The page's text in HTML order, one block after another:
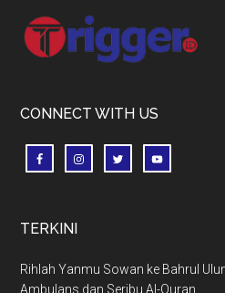
Footer
CONNECT WITH US
TERKINI
Rihlah Yanmu Sowan ke Bahrul
Ambulans dan Seribu Al-Quran